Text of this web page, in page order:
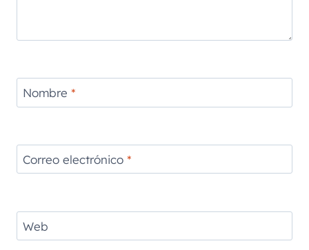
Nombre *
Correo electrónico *
Web